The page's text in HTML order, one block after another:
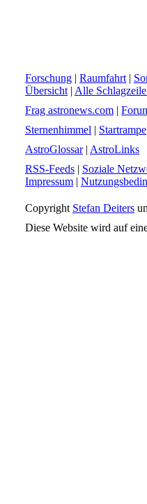
Forschung | Raumfahrt |
Übersicht | Alle
Frag astronews.com |
Sternenhimmel | Startrampe
AstroGlossar| AstroLinks
RSS-Feeds | Soziale
Impressum |
Copyright Stefan Deiters
Diese Website wird auf